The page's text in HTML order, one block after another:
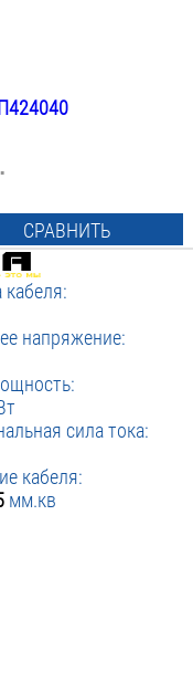
СРАВНИТЬ
напряжение:
сила тока:
кабеля:
мм.кв